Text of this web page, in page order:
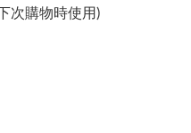
次購物時使用)